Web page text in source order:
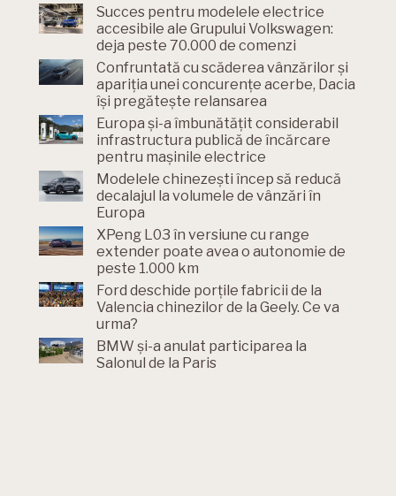
Succes pentru modelele electrice
accesibile ale Grupului Volkswagen:
deja peste 70.000 de comenzi
Confruntată cu scăderea vânzărilor și
apariția unei concurențe acerbe, Dacia
își pregătește relansarea
Europa și-a îmbunătățit considerabil
infrastructura publică de încărcare
pentru mașinile electrice
Modelele chinezești încep să reducă
decalajul la volumele de vânzări în
Europa
XPeng L03 în versiune cu range
extender poate avea o autonomie de
peste 1.000 km
Ford deschide porțile fabricii de la
Valencia chinezilor de la Geely. Ce va
urma?
BMW și-a anulat participarea la
Salonul de la Paris